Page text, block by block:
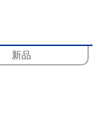
新品